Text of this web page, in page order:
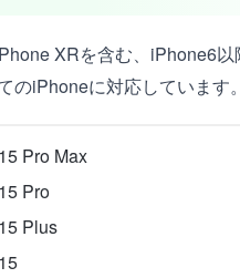
XRを含む、iPhone6以
のiPhoneに対応しています。
Pro Max
Pro
Plus